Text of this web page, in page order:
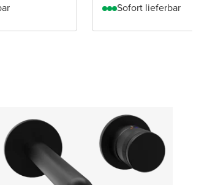
Sofort lieferbar